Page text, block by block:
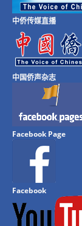
中侨传媒直播
中国侨声杂志
Facebook Page
Facebook